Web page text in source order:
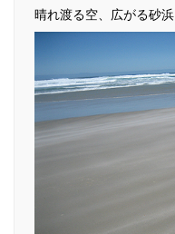
晴れ渡る空、広がる砂浜